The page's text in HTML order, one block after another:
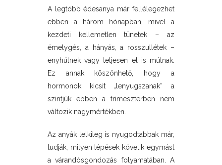
A legtöbb édesanya már fellélegezhet
ebben a három hónapban, mivel a
kezdeti kellemetlen tünetek – az
émelygés, a hányás, a rosszullétek –
enyhülnek vagy teljesen el is múlnak.
Ez annak köszönhető, hogy a
hormonok kicsit „lenyugszanak” a
szintjük ebben a trimeszterben nem
változik nagymértékben.
Az anyák lelkileg is nyugodtabbak már,
tudják, milyen lépések követik egymást
a várandósgondozás folyamatában. A